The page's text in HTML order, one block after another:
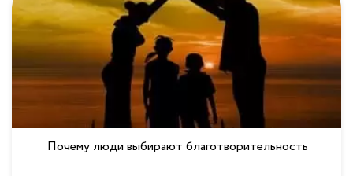
Почему люди выбирают благотворительность